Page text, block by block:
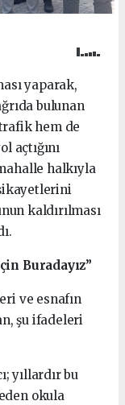
yaparak,
bulunan
hem de
açtığını
halkıyla
kaldırılması
Buradayız”
ve esnafın
şu ifadeleri
yıllardır bu
okula